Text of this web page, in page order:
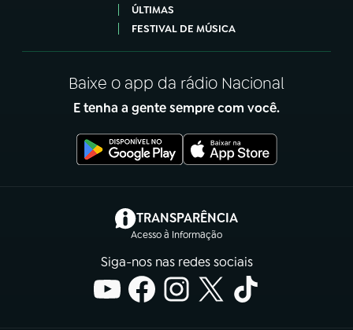
ÚLTIMAS
FESTIVAL DE MÚSICA
Baixe o app da rádio Nacional
E tenha a gente sempre com você.
TRANSPARÊNCIA
Acesso à Informação
(abre em nova aba)
Siga-nos nas redes sociais